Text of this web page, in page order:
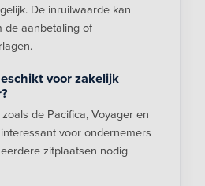
De inruilwaarde kan
de aanbetaling of
voor zakelijk
de Pacifica, Voyager en
voor ondernemers
zitplaatsen nodig